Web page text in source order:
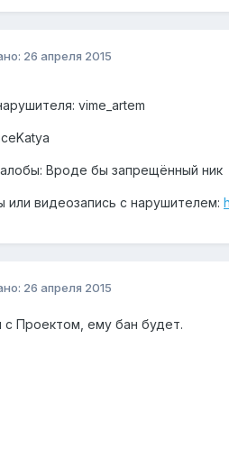
26 апреля 2015
vime_artem
Вроде бы запрещённый ник
или видеозапись с нарушителем:
26 апреля 2015
с Проектом, ему бан будет.